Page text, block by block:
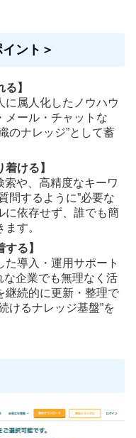
ント＞
】
に属人化したノウハウ
メール・チャットな
のナレッジ”として蓄
ける】
や、高精度なキーワ
問するように”必要な
に依存せず、誰でも簡
す。
る】
た導入・運用サポート
な企業でも無理なく活
継続的に更新・整理で
けるナレッジ基盤”を